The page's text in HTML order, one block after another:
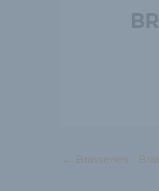
← Brasseries -